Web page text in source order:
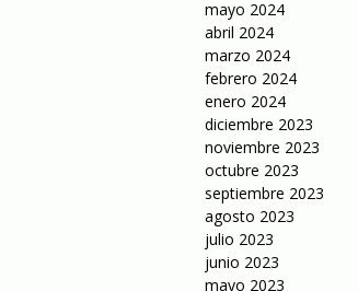
mayo 2024
abril 2024
marzo 2024
febrero 2024
enero 2024
diciembre 2023
noviembre 2023
octubre 2023
septiembre 2023
agosto 2023
julio 2023
junio 2023
mayo 2023